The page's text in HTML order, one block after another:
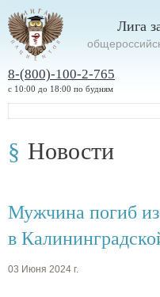
Лига
8-(800)-100-2-765
с 10:00 до 18:00 по будням
Новости
Мужчина погиб
в
03 Июня 2024 г.